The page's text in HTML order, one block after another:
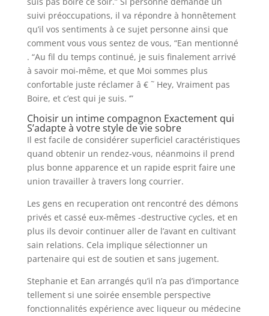
suivi préoccupations, il va répondre à honnêtement
qu’il vos sentiments à ce sujet personne ainsi que
comment vous vous sentez de vous, “Ean mentionné
. “Au fil du temps continué, je suis finalement arrivé
à savoir moi-même, et que Moi sommes plus
confortable juste réclamer â € ˜ Hey, Vraiment pas
Boire, et c’est qui je suis. ‘”
Choisir un intime compagnon Exactement qui
S’adapte à votre style de vie sobre
Il est facile de considérer superficiel caractéristiques
quand obtenir un rendez-vous, néanmoins il prend
plus bonne apparence et un rapide esprit faire une
union travailler à travers long courrier.
Les gens en recuperation ont rencontré des démons
privés et cassé eux-mêmes -destructive cycles, et en
plus ils devoir continuer aller de l’avant en cultivant
sain relations. Cela implique sélectionner un
partenaire qui est de soutien et sans jugement.
Stephanie et Ean arrangés qu’il n’a pas d’importance
tellement si une soirée ensemble perspective
fonctionnalités expérience avec liqueur ou médecine